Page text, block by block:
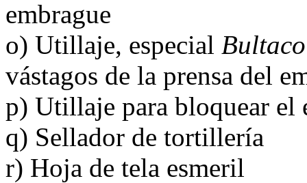
embrague
o) Utillaje, especial Bultaco
vástagos de la prensa del
p) Utillaje para bloquear el
q) Sellador de tortillería
r) Hoja de tela esmeril